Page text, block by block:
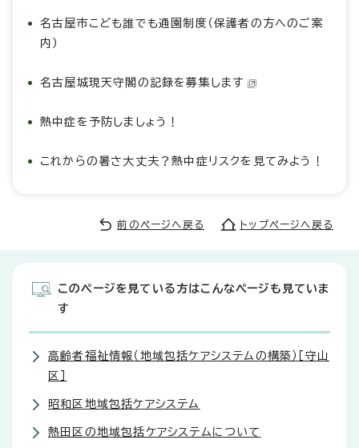
名古屋市こども誰でも通園制度（保護者の方へのご案
内）
名古屋城現天守閣の記録を募集します
熱中症を予防しましょう！
これからの暑さ大丈夫？熱中症リスクを見てみよう！
前のページへ戻る トップページへ戻る
このページを見ている方はこんなページも見ていま
す
高齢者福祉情報（地域包括ケアシステムの構築）［守山
区］
昭和区地域包括ケアシステム
熱田区の地域包括ケアシステムについて